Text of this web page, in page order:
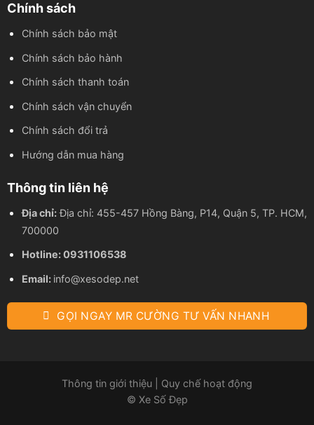
Chính sách
Chính sách bảo mật
Chính sách bảo hành
Chính sách thanh toán
Chính sách vận chuyển
Chính sách đổi trả
Hướng dẫn mua hàng
Thông tin liên hệ
Địa chỉ:Địa chỉ: 455-457 Hồng Bàng, P14, Quận 5, TP. HCM,
700000
Hotline:0931106538
Email: info@xesodep.net
GỌI NGAY MR CƯỜNG TƯ VẤN NHANH
Thông tin giới thiệu
Quy chế hoạt động
© Xe Số Đẹp